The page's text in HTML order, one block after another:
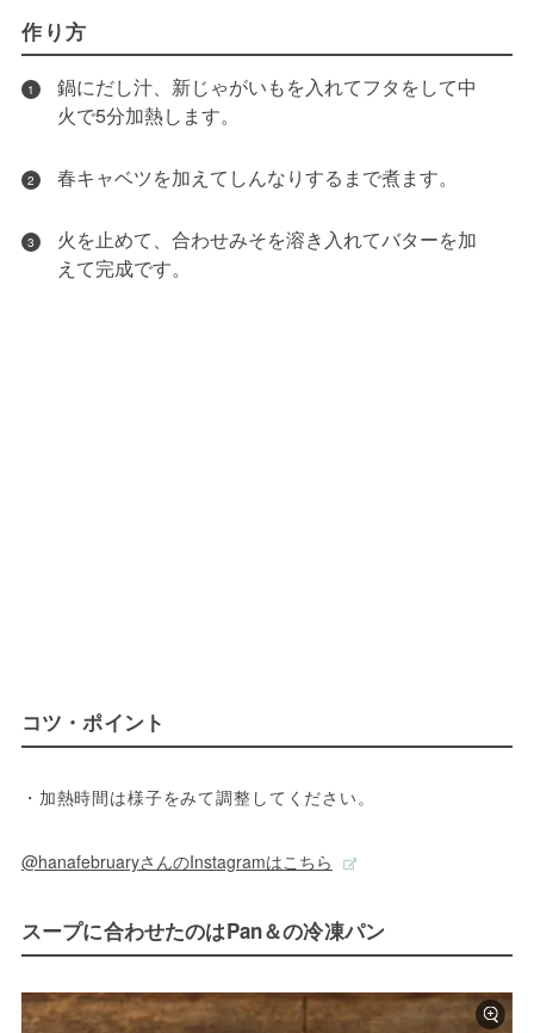
作り方
1
鍋にだし汁、新じゃがいもを入れてフタをして中
火で5分加熱します。
2 春キャベツを加えてしんなりするまで煮ます。
3
火を止めて、合わせみそを溶き入れてバターを加
えて完成です。
コツ・ポイント
・加熱時間は様子をみて調整してください。
@hanafebruaryさんのInstagramはこちら
スープに合わせたのはPan＆の冷凍パン